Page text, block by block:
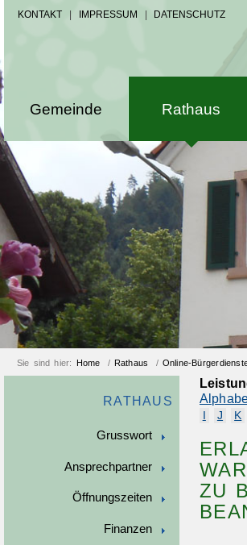
KONTAKT IMPRESSUM DATENSCHUTZ
Gemeinde Rathaus
Sie sind hier: Home / Rathaus / Online-
RATHAUS
Grusswort
Ansprechpartner
Öffnungszeiten
Finanzen
J K
ZU